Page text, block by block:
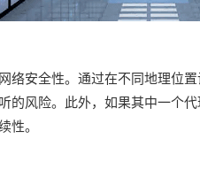
络安全性。通过在不同地理位
的风险。此外，如果其中一个
性。